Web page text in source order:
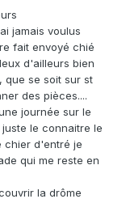
jamais voulus
fait envoyé chié
d'ailleurs bien
que se soit sur st
des pièces....
journée sur le
le connaitre le
chier d'entré je
qui me reste en
la drôme